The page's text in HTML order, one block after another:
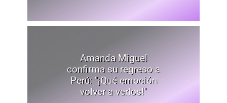
Amanda Miguel
confirma su regreso a
Perú: "¡Qué emoción
volver a verlos!"